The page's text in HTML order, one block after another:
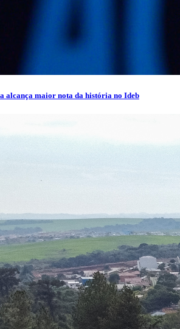
alcança maior nota da história no Ideb